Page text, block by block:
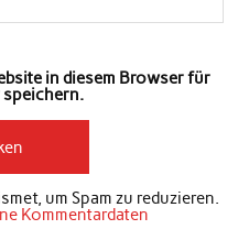
in diesem Browser für
speichern.
um Spam zu reduzieren.
Kommentardaten